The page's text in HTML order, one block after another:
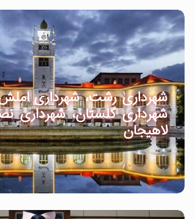
شهرداری رشت، شهرداری
شهرداری گلستان، شهرداری
لاهیجان